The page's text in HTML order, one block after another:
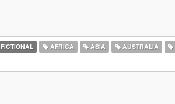
FICTIONAL AFRICA ASIA AUSTRALIA